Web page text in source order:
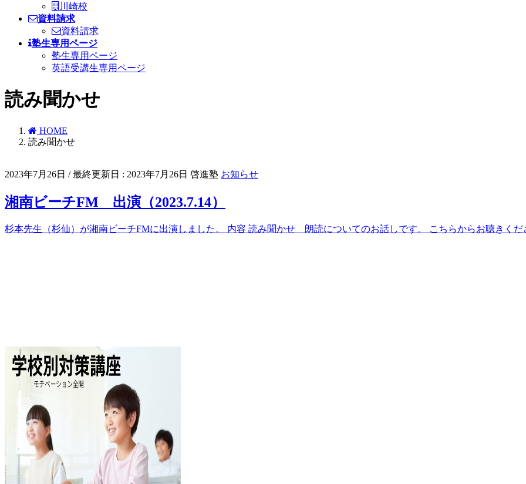
川崎校
資料請求
資料請求
塾生専用ページ
塾生専用ページ
英語受講生専用ページ
読み聞かせ
HOME
読み聞かせ
2023年7月26日 / 最終更新日 : 2023年7月26日 啓進塾 お知らせ
湘南ビーチFM 出演（2023.7.14）
杉本先生（杉仙）が湘南ビーチFMに出演しました。 内容 読み聞かせ 朗読についてのお話しです。 こちらからお聴きくだ